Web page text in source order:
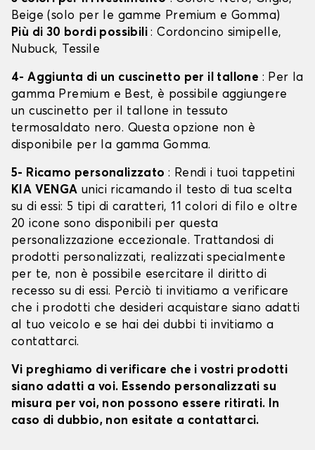
Beige (solo per le gamme Premium e Gomma)
Più di 30 bordi possibili: Cordoncino simipelle,
Nubuck, Tessile
4- Aggiunta di un cuscinetto per il tallone : Per la
gamma Premium e Best, è possibile aggiungere
un cuscinetto per il tallone in tessuto
termosaldato nero. Questa opzione non è
disponibile per la gamma Gomma.
5- Ricamo personalizzato : Rendi i tuoi tappetini
KIA VENGA unici ricamando il testo di tua scelta
su di essi: 5 tipi di caratteri, 11 colori di filo e oltre
20 icone sono disponibili per questa
personalizzazione eccezionale. Trattandosi di
prodotti personalizzati, realizzati specialmente
per te, non è possibile esercitare il diritto di
recesso su di essi. Perciò ti invitiamo a verificare
che i prodotti che desideri acquistare siano adatti
al tuo veicolo e se hai dei dubbi ti invitiamo a
contattarci.
Vi preghiamo di verificare che i vostri prodotti
siano adatti a voi. Essendo personalizzati su
misura per voi, non possono essere ritirati. In
caso di dubbio, non esitate a contattarci.